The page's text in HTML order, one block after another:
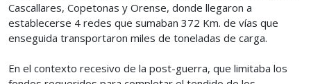
Cascallares, Copetonas y Orense, donde llegaron a
establecerse 4 redes que sumaban 372 Km. de vías que
enseguida transportaron miles de toneladas de carga.
En el contexto recesivo de la post-guerra, que limitaba los